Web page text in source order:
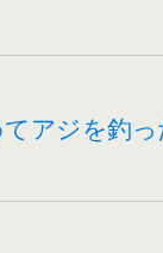
アジを釣っ